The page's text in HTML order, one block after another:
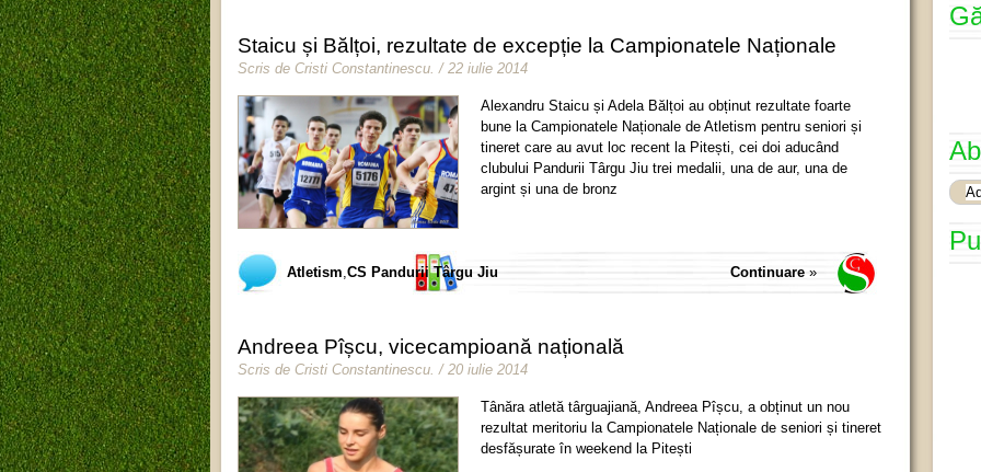
Staicu și Bălțoi, rezultate de excepție la Campionatele Naționale
Scris de Cristi Constantinescu. / 22 iulie 2014
Alexandru Staicu și Adela Bălțoi au obținut rezultate foarte
bune la Campionatele Naționale de Atletism pentru seniori și
tineret care au avut loc recent la Pitești, cei doi aducând
clubului Pandurii Târgu Jiu trei medalii, una de aur, una de
argint și una de bronz
Atletism,CS Pandurii Târgu Jiu Continuare »
Andreea Pîșcu, vicecampioană națională
Scris de Cristi Constantinescu / 20 iulie 2014
Tânăra atletă târguajiană, Andreea Pîșcu, a obținut un nou
rezultat meritoriu la Campionatele Naționale de seniori și tineret
desfășurate în weekend la Pitești